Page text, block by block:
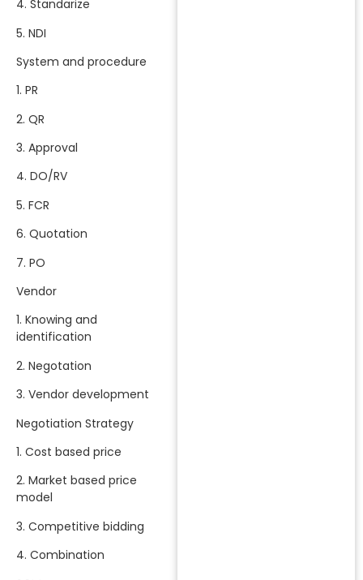
4. Standarize
5. NDI
System and procedure
1. PR
2. QR
3. Approval
4. DO/RV
5. FCR
6. Quotation
7. PO
Vendor
1. Knowing and
identification
2. Negotation
3. Vendor development
Negotiation Strategy
1. Cost based price
2. Market based price
model
3. Competitive bidding
4. Combination